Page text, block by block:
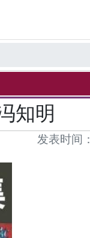
知明
发表时间：